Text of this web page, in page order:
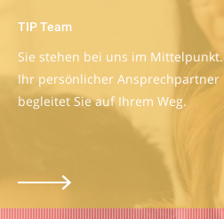
TIP Team
Sie stehen bei uns im Mittelpunkt.
Ihr persönlicher Ansprechpartner
begleitet Sie auf Ihrem Weg.